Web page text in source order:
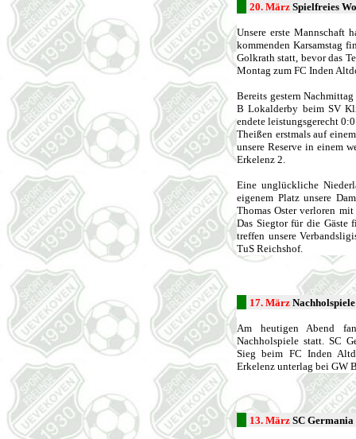
20. März Spielfreies
Unsere erste Mannschaft
kommenden Karsamstag
Golkrath statt, bevor das
Montag zum FC Inden
Bereits gestern
B Lokalderby beim SV
endete leistungsgerecht
Theißen erstmals auf
unsere Reserve in einem
Erkelenz 2.
Eine unglückliche
eigenem Platz unsere
Thomas Oster verloren
Das Siegtor für die Gäste
treffen unsere
TuS Reichshof.
17. März
Am heutigen Abend
Nachholspiele statt. SC
Sieg beim FC Inden
Erkelenz unterlag bei GW
13. März SC Germania